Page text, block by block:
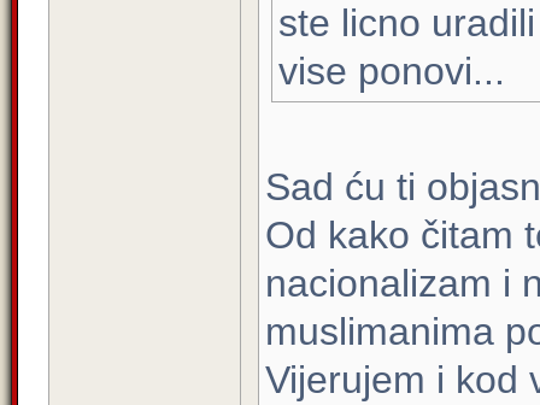
ste licno
vise ponovi...
Sad ću ti
Od kako čitam
nacionalizam i
muslimanima
Vijerujem i kod